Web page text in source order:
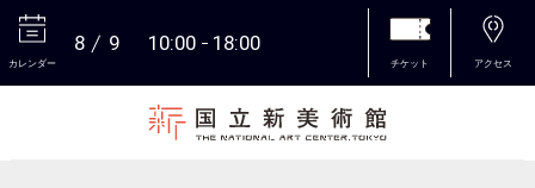
カレンダー
8 9 10:00 18:00
チケット アクセス